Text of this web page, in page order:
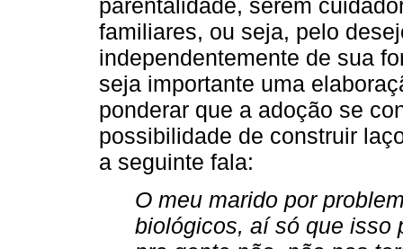
parentalidade, serem
familiares, ou seja, pelo
independentemente de sua
seja importante uma
ponderar que a adoção se
possibilidade de construir
a seguinte fala:
O meu marido por
biológicos, aí só que isso